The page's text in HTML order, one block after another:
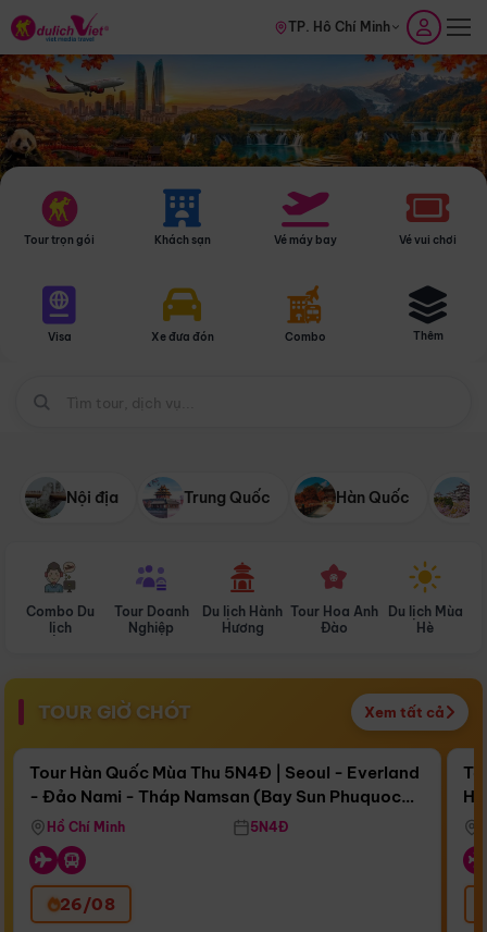
TP. Hồ Chí Minh
Tour trọn gói Khách sạn Vé máy bay Vé vui chơi
Visa Xe đưa đón Combo Thêm
Nội địa Trung Quốc Hàn Quốc
Combo Du
lịch
Tour Doanh
Nghiệp
Du lịch Hành
Hương
Tour Hoa Anh
Đào
Du lịch Mùa
Hè
TOUR GIỜ CHÓT Xem tất cả
Còn15 ngày 18:28:36
Bay Sun Phuquoc Airways
Điểm nổi bật
Tour Hàn Quốc Mùa Thu 5N4Đ | Seoul - Everland
- Đảo Nami - Tháp Namsan (Bay Sun Phuquoc
Airways)
Hồ Chí Minh 5N4Đ
26/08